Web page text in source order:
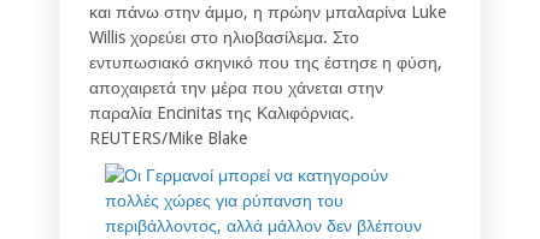
και πάνω στην άμμο, η πρώην μπαλαρίνα Luke
Willis χορεύει στο ηλιοβασίλεμα. Στο
εντυπωσιακό σκηνικό που της έστησε η φύση,
αποχαιρετά την μέρα που χάνεται στην
παραλία Encinitas της Καλιφόρνιας.
REUTERS/Mike Blake